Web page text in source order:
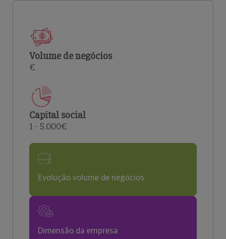
Volume de negócios
€
Capital social
1 - 5.000€
Evolução volume de negócios
Dimensão da empresa